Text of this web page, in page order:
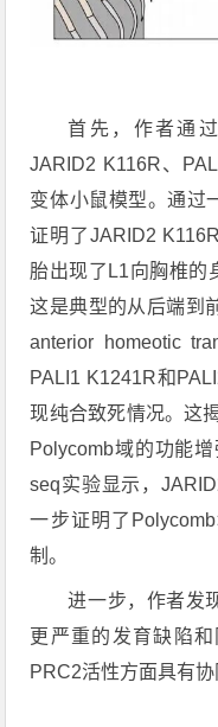
首先，作者通
JARID2 K116R、
变体小鼠模型。通过
证明了JARID2
胎出现了L1向胸椎的
这是典型的从后端到
anterior homeotic
PALI1 K1241R和
现纯合致死情况。这
Polycomb域的功能
seq实验显示，
一步证明了
制。
进一步，作者发
更严重的发育缺陷
PRC2活性方面具有协